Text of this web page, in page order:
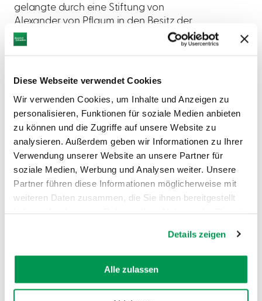
Diese Webseite verwendet Cookies
Wir verwenden Cookies, um Inhalte und Anzeigen zu
personalisieren, Funktionen für soziale Medien anbieten
zu können und die Zugriffe auf unsere Website zu
analysieren. Außerdem geben wir Informationen zu Ihrer
Verwendung unserer Website an unsere Partner für
soziale Medien, Werbung und Analysen weiter. Unsere
Partner führen diese Informationen möglicherweise mit
weiteren Daten zusammen, die Sie ihnen bereitgestellt
Details zeigen
Alle zulassen
gelangte durch eine Stiftung von
Alexander von Pflaum in den Besitz der
bürgerlichen Gemeinde Pflaumloch, die
es bis heute als Rathaus nutzt.
AUF DER KARTE ANZEIGEN